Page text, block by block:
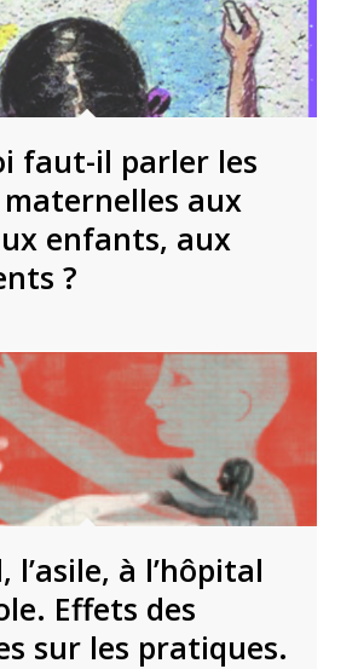
faut-il parler les
aux
enfants, aux
?
l’asile, à l’hôpital
Effets des
sur les pratiques.